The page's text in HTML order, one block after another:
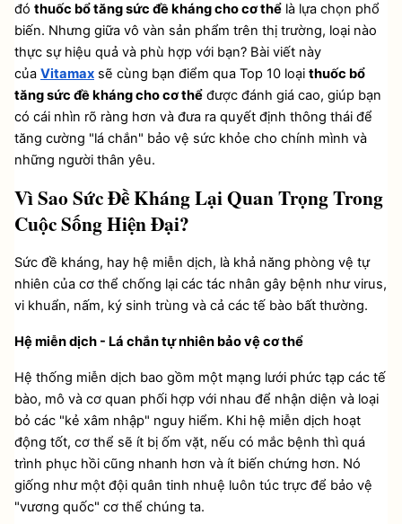
đó thuốc bổ tăng sức đề kháng cho cơ thể là lựa chọn phổ
biến. Nhưng giữa vô vàn sản phẩm trên thị trường, loại nào
thực sự hiệu quả và phù hợp với bạn? Bài viết này
của Vitamax sẽ cùng bạn điểm qua Top 10 loại thuốc bổ
tăng sức đề kháng cho cơ thể được đánh giá cao, giúp bạn
có cái nhìn rõ ràng hơn và đưa ra quyết định thông thái để
tăng cường "lá chắn" bảo vệ sức khỏe cho chính mình và
những người thân yêu.
Vì Sao Sức Đề Kháng Lại Quan Trọng Trong
Cuộc Sống Hiện Đại?
Sức đề kháng, hay hệ miễn dịch, là khả năng phòng vệ tự
nhiên của cơ thể chống lại các tác nhân gây bệnh như virus,
vi khuẩn, nấm, ký sinh trùng và cả các tế bào bất thường.
Hệ miễn dịch - Lá chắn tự nhiên bảo vệ cơ thể
Hệ thống miễn dịch bao gồm một mạng lưới phức tạp các tế
bào, mô và cơ quan phối hợp với nhau để nhận diện và loại
bỏ các "kẻ xâm nhập" nguy hiểm. Khi hệ miễn dịch hoạt
động tốt, cơ thể sẽ ít bị ốm vặt, nếu có mắc bệnh thì quá
trình phục hồi cũng nhanh hơn và ít biến chứng hơn. Nó
giống như một đội quân tinh nhuệ luôn túc trực để bảo vệ
"vương quốc" cơ thể chúng ta.